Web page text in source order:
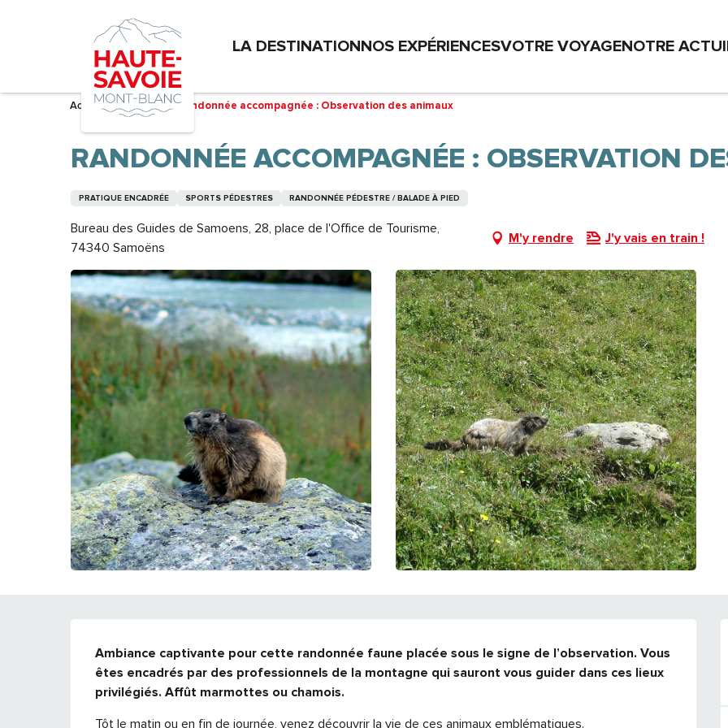
LA DESTINATIONNOS EXPÉRIENCESVOTRE VOYAGENOTRE ACTU
Accueil – Je prépare Randonnée accompagnée : Observation des animaux
RANDONNÉE ACCOMPAGNÉE : OBSERVATION
PRATIQUE ENCADRÉE SPORTS PÉDESTRES RANDONNÉE PÉDESTRE / BALADE À PIED
Bureau des Guides de Samoens, 28, place de l'Office de Tourisme,
74340 Samoëns
M'y rendre J'y vais en train !
DESCRIPTION
Ambiance captivante pour cette randonnée faune placée sous le signe de l’observation. Vous
êtes encadrés par des professionnels de la montagne qui sauront vous guider dans ces lieux
privilégiés. Affût marmottes ou chamois.
Tôt le matin ou en fin de journée, venez découvrir la vie de ces animaux emblématiques.